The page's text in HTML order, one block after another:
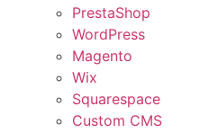
PrestaShop
WordPress
Magento
Wix
Squarespace
Custom CMS